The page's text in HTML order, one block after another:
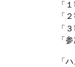
「
「
「
「
「